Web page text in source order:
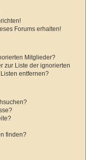
Forums erhalten!
Mitglieder?
zur Liste der ignorierten
entfernen?
finden?